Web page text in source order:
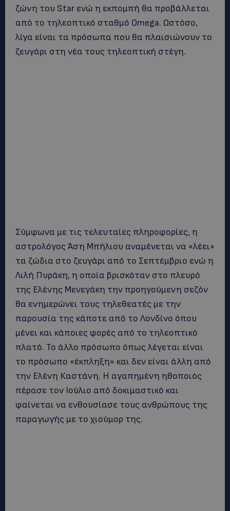
ζώνη του Star ενώ η εκπομπή θα προβάλλεται
από το τηλεοπτικό σταθμό Omega. Ωστόσο,
λίγα είναι τα πρόσωπα που θα πλαισιώνουν το
ζευγάρι στη νέα τους τηλεοπτική στέγη.
Σύμφωνα με τις τελευταίες πληροφορίες, η
αστρολόγος Άση Μπήλιου αναμένεται να «λέει»
τα ζώδια στο ζευγάρι από το Σεπτέμβριο ενώ η
Λιλή Πυράκη, η οποία βρισκόταν στο πλευρό
της Ελένης Μενεγάκη την προηγούμενη σεζόν
θα ενημερώνει τους τηλεθεατές με την
παρουσία της κάποτε από το Λονδίνο όπου
μένει και κάποιες φορές από το τηλεοπτικό
πλατό. Το άλλο πρόσωπο όπως λέγεται είναι
το πρόσωπο «έκπληξη» και δεν είναι άλλη από
την Ελένη Καστάνη. Η αγαπημένη ηθοποιός
πέρασε τον Ιούλιο από δοκιμαστικό και
φαίνεται να ενθουσίασε τους ανθρώπους της
παραγωγής με το χιούμορ της.